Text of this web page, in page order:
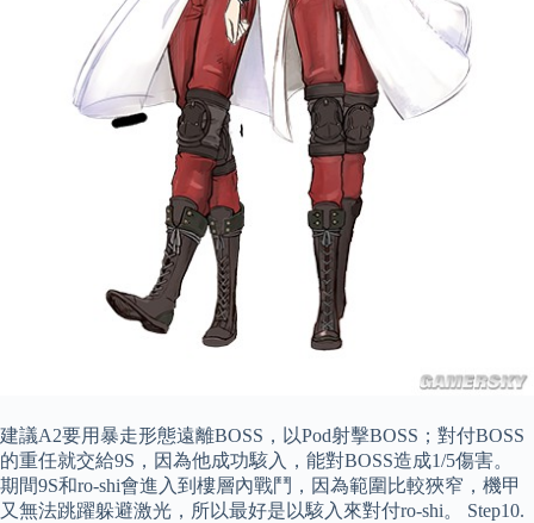
建議A2要用暴走形態遠離BOSS，以Pod射擊BOSS；對付BOSS
的重任就交給9S，因為他成功駭入，能對BOSS造成1/5傷害。
期間9S和ro-shi會進入到樓層內戰鬥，因為範圍比較狹窄，機甲
又無法跳躍躲避激光，所以最好是以駭入來對付ro-shi。 Step10.